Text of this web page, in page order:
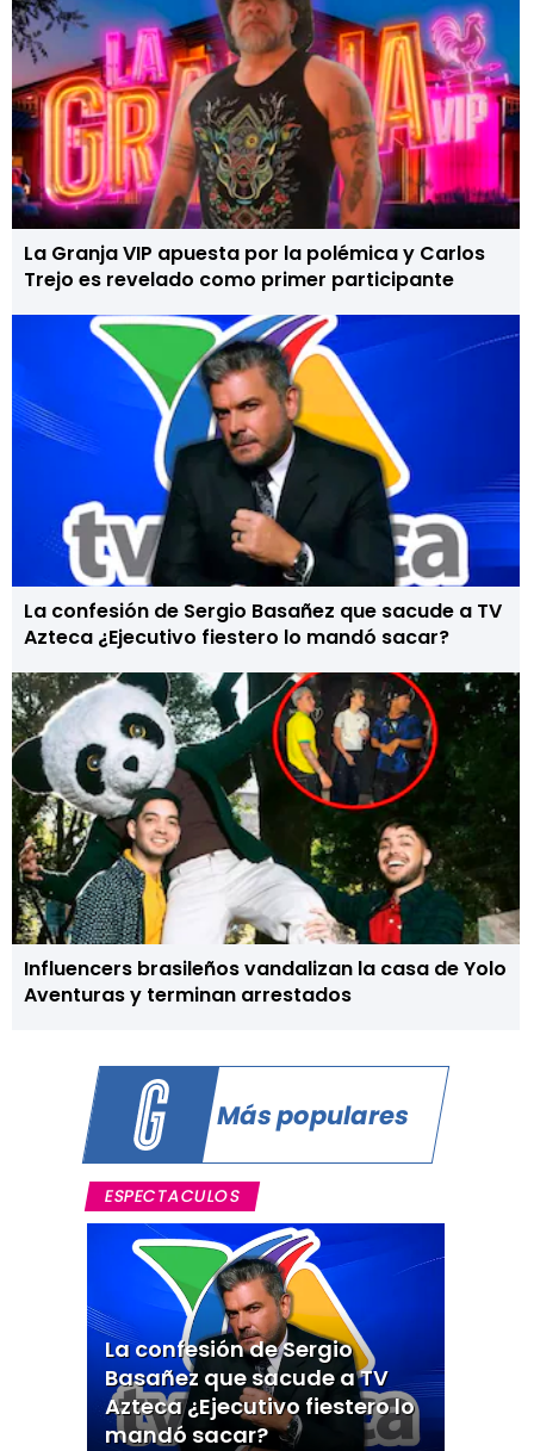
La Granja VIP apuesta por la polémica y Carlos
Trejo es revelado como primer participante
La confesión de Sergio Basañez que sacude a TV
Azteca ¿Ejecutivo fiestero lo mandó sacar?
Influencers brasileños vandalizan la casa de Yolo
Aventuras y terminan arrestados
Más populares
ESPECTACULOS
La confesión de Sergio
Basañez que sacude a TV
Azteca ¿Ejecutivo fiestero lo
mandó sacar?